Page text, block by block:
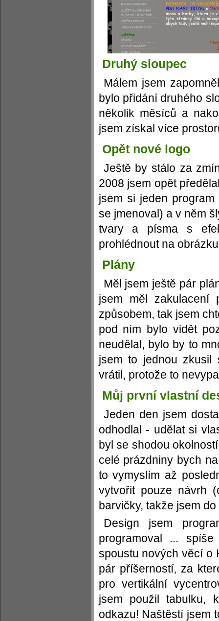
Druhý sloupec
Málem jsem
bylo přidání druhého
několik měsíců a
jsem získal více
Opět nové logo
Ještě by stálo za
2008 jsem opět
jsem si jeden
se jmenoval) a v něm
tvary a písma s
prohlédnout na
Plány
Měl jsem ještě pár
jsem měl zakulacení
způsobem, tak jsem
pod ním bylo vidět
neudělal, bylo by to
jsem to jednou zkusil
vrátil, protože to
Můj první vlastní
Jeden den jsem
odhodlal - udělat si
byl se shodou
celé prázdniny bych
to vymyslím až
vytvořit pouze návrh
barvičky, takže jsem
Design jsem
programoval ...
spoustu nových věcí o
pár příšerností, za
pro vertikální
jsem použil tabulku,
odkazu! Naštěstí jsem